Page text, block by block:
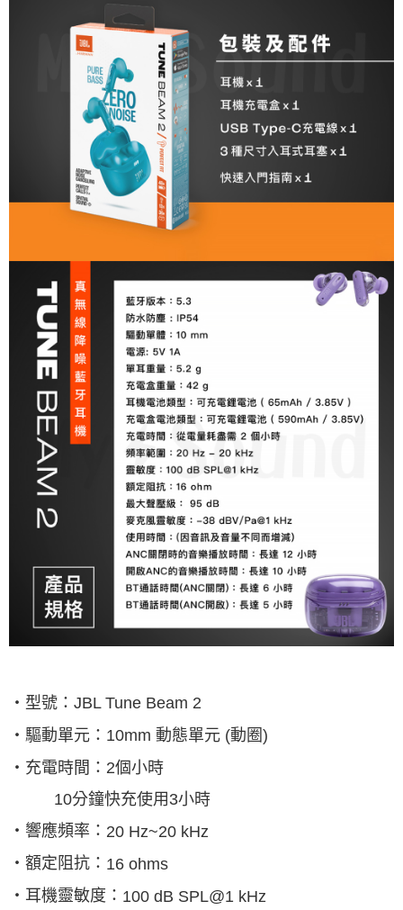
‧型號： JBL Tune Beam 2
‧驅動單元： 10mm 動態單元 (動圈)
‧充電時間： 2個小時
10分鐘快充使用 3小時
‧響應頻率： 20 Hz~20 kHz
‧額定阻抗： 16 ohms
‧耳機靈敏度： 100 dB SPL@1 kHz